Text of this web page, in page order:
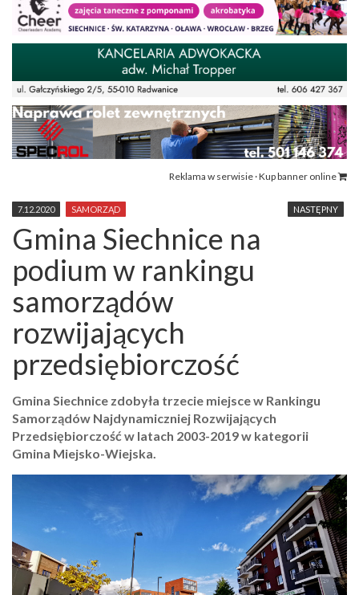
Reklama w serwisie · Kup banner online
NASTĘPNY
7.12.2020 SAMORZĄD
Gmina Siechnice na
podium w rankingu
samorządów
rozwijających
przedsiębiorczość
Gmina Siechnice zdobyła trzecie miejsce w Rankingu
Samorządów Najdynamiczniej Rozwijających
Przedsiębiorczość w latach 2003-2019 w kategorii
Gmina Miejsko-Wiejska.